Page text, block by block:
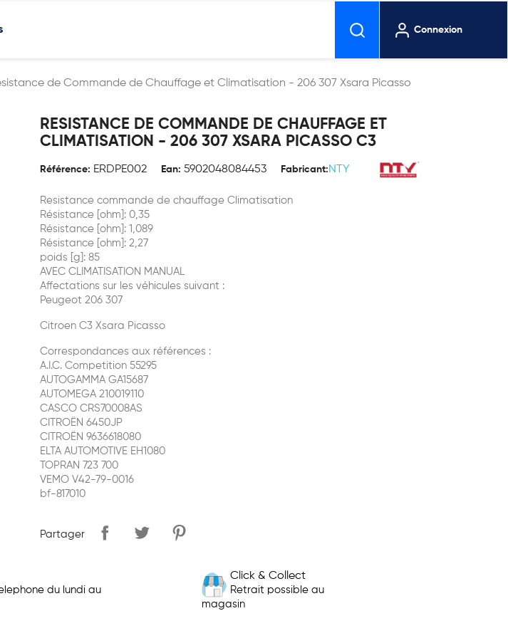
Connexion
de Commande de Chauffage et Climatisation - 206 307 Xsara Picasso
RESISTANCE DE COMMANDE DE CHAUFFAGE ET
CLIMATISATION - 206 307 XSARA PICASSO C3
Référence: ERDPE002 Ean: 5902048084453 Fabricant: NTY
Resistance commande de chauffage Climatisation
Résistance [ohm]: 0,35
Résistance [ohm]: 1,089
Résistance [ohm]: 2,27
poids [g]: 85
AVEC CLIMATISATION MANUAL
Affectations sur les véhicules suivant :
Peugeot 206 307
Citroen C3 Xsara Picasso
Correspondances aux références :
A.I.C. Competition 55295
AUTOGAMMA GA15687
AUTOMEGA 210019110
CASCO CRS70008AS
CITROËN 6450JP
CITROËN 9636618080
ELTA AUTOMOTIVE EH1080
TOPRAN 723 700
VEMO V42-79-0016
bf-817010
Partager
du lundi au
Click & Collect
Retrait possible au
magasin